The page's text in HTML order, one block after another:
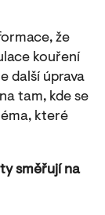
že
kouření
další úprava
tam, kde se
které
směřují na